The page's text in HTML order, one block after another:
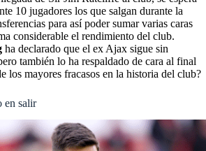
10 jugadores los que salgan durante la
para así poder sumar varias caras
considerable el rendimiento del club.
ha declarado que el ex Ajax sigue sin
también lo ha respaldado de cara al final
los mayores fracasos en la historia del club?
en salir